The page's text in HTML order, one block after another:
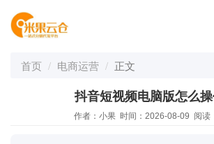
首页 电商运营 正文
抖音短视频电脑版怎么操
作者：小果 时间：2026-08-09 阅读